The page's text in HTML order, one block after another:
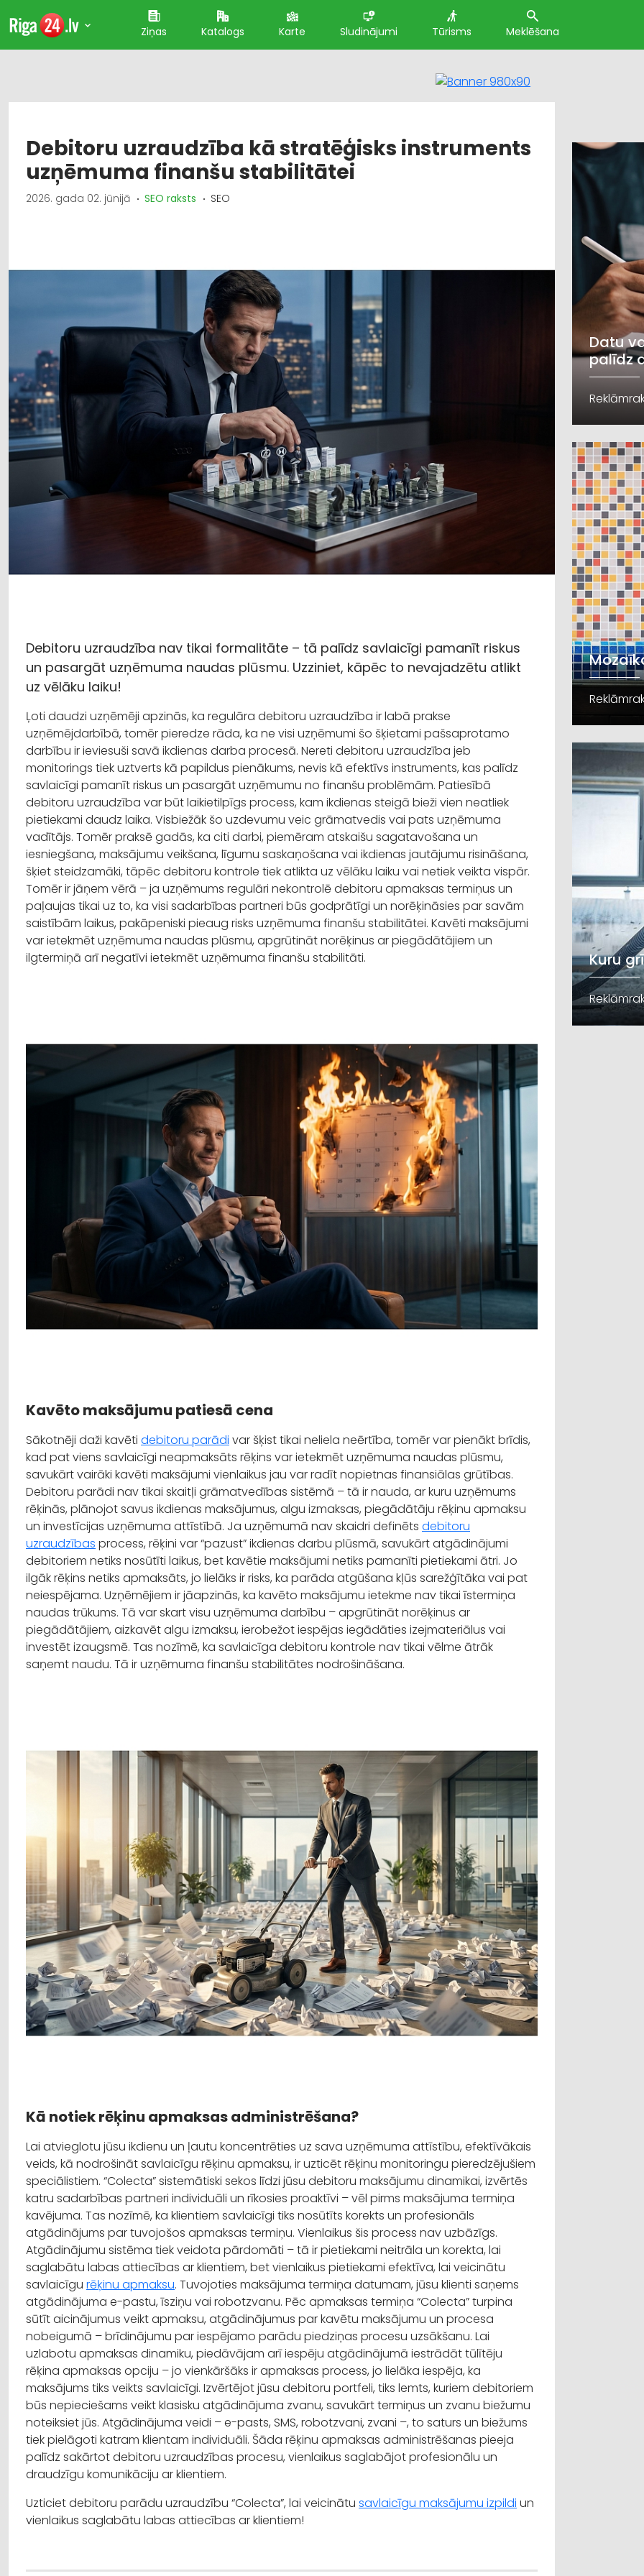
Ziņas Katalogs Karte Sludinājumi Tūrisms Meklēšana
Debitoru uzraudzība kā stratēģisks instruments
uzņēmuma finanšu stabilitātei
2026. gada 02. jūnijā SEO raksts SEO
Debitoru uzraudzība nav tikai formalitāte – tā palīdz savlaicīgi pamanīt riskus
un pasargāt uzņēmuma naudas plūsmu. Uzziniet, kāpēc to nevajadzētu atlikt
uz vēlāku laiku!
Ļoti daudzi uzņēmēji apzinās, ka regulāra debitoru uzraudzība ir labā prakse
uzņēmējdarbībā, tomēr pieredze rāda, ka ne visi uzņēmumi šo šķietami pašsaprotamo
darbību ir ieviesuši savā ikdienas darba procesā. Nereti debitoru uzraudzība jeb
monitorings tiek uztverts kā papildus pienākums, nevis kā efektīvs instruments, kas palīdz
savlaicīgi pamanīt riskus un pasargāt uzņēmumu no finanšu problēmām. Patiesībā
debitoru uzraudzība var būt laikietilpīgs process, kam ikdienas steigā bieži vien neatliek
pietiekami daudz laika. Visbiežāk šo uzdevumu veic grāmatvedis vai pats uzņēmuma
vadītājs. Tomēr praksē gadās, ka citi darbi, piemēram atskaišu sagatavošana un
iesniegšana, maksājumu veikšana, līgumu saskaņošana vai ikdienas jautājumu risināšana,
šķiet steidzamāki, tāpēc debitoru kontrole tiek atlikta uz vēlāku laiku vai netiek veikta vispār.
Tomēr ir jāņem vērā – ja uzņēmums regulāri nekontrolē debitoru apmaksas termiņus un
paļaujas tikai uz to, ka visi sadarbības partneri būs godprātīgi un norēķināsies par savām
saistībām laikus, pakāpeniski pieaug risks uzņēmuma finanšu stabilitātei. Kavēti maksājumi
var ietekmēt uzņēmuma naudas plūsmu, apgrūtināt norēķinus ar piegādātājiem un
ilgtermiņā arī negatīvi ietekmēt uzņēmuma finanšu stabilitāti.
Kavēto maksājumu patiesā cena
Sākotnēji daži kavēti debitoru parādi var šķist tikai neliela neērtība, tomēr var pienākt brīdis,
kad pat viens savlaicīgi neapmaksāts rēķins var ietekmēt uzņēmuma naudas plūsmu,
savukārt vairāki kavēti maksājumi vienlaikus jau var radīt nopietnas finansiālas grūtības.
Debitoru parādi nav tikai skaitļi grāmatvedības sistēmā – tā ir nauda, ar kuru uzņēmums
rēķinās, plānojot savus ikdienas maksājumus, algu izmaksas, piegādātāju rēķinu apmaksu
un investīcijas uzņēmuma attīstībā. Ja uzņēmumā nav skaidri definēts debitoru
uzraudzības process, rēķini var “pazust” ikdienas darbu plūsmā, savukārt atgādinājumi
debitoriem netiks nosūtīti laikus, bet kavētie maksājumi netiks pamanīti pietiekami ātri. Jo
ilgāk rēķins netiks apmaksāts, jo lielāks ir risks, ka parāda atgūšana kļūs sarežģītāka vai pat
neiespējama. Uzņēmējiem ir jāapzinās, ka kavēto maksājumu ietekme nav tikai īstermiņa
naudas trūkums. Tā var skart visu uzņēmuma darbību – apgrūtināt norēķinus ar
piegādātājiem, aizkavēt algu izmaksu, ierobežot iespējas iegādāties izejmateriālus vai
investēt izaugsmē. Tas nozīmē, ka savlaicīga debitoru kontrole nav tikai vēlme ātrāk
saņemt naudu. Tā ir uzņēmuma finanšu stabilitātes nodrošināšana.
Kā notiek rēķinu apmaksas administrēšana?
Lai atvieglotu jūsu ikdienu un ļautu koncentrēties uz sava uzņēmuma attīstību, efektīvākais
veids, kā nodrošināt savlaicīgu rēķinu apmaksu, ir uzticēt rēķinu monitoringu pieredzējušiem
speciālistiem. “Colecta” sistemātiski sekos līdzi jūsu debitoru maksājumu dinamikai, izvērtēs
katru sadarbības partneri individuāli un rīkosies proaktīvi – vēl pirms maksājuma termiņa
kavējuma. Tas nozīmē, ka klientiem savlaicīgi tiks nosūtīts korekts un profesionāls
atgādinājums par tuvojošos apmaksas termiņu. Vienlaikus šis process nav uzbāzīgs.
Atgādinājumu sistēma tiek veidota pārdomāti – tā ir pietiekami neitrāla un korekta, lai
saglabātu labas attiecības ar klientiem, bet vienlaikus pietiekami efektīva, lai veicinātu
savlaicīgu rēķinu apmaksu. Tuvojoties maksājuma termiņa datumam, jūsu klienti saņems
atgādinājuma e-pastu, īsziņu vai robotzvanu. Pēc apmaksas termiņa “Colecta” turpina
sūtīt aicinājumus veikt apmaksu, atgādinājumus par kavētu maksājumu un procesa
nobeigumā – brīdinājumu par iespējamo parādu piedziņas procesu uzsākšanu. Lai
uzlabotu apmaksas dinamiku, piedāvājam arī iespēju atgādinājumā iestrādāt tūlītēju
rēķina apmaksas opciju – jo vienkāršāks ir apmaksas process, jo lielāka iespēja, ka
maksājums tiks veikts savlaicīgi. Izvērtējot jūsu debitoru portfeli, tiks lemts, kuriem debitoriem
būs nepieciešams veikt klasisku atgādinājuma zvanu, savukārt termiņus un zvanu biežumu
noteiksiet jūs. Atgādinājuma veidi – e-pasts, SMS, robotzvani, zvani –, to saturs un biežums
tiek pielāgoti katram klientam individuāli. Šāda rēķinu apmaksas administrēšanas pieeja
palīdz sakārtot debitoru uzraudzības procesu, vienlaikus saglabājot profesionālu un
draudzīgu komunikāciju ar klientiem.
Uzticiet debitoru parādu uzraudzību “Colecta”, lai veicinātu savlaicīgu maksājumu izpildi un
vienlaikus saglabātu labas attiecības ar klientiem!
Datu
palīdz
Kuru